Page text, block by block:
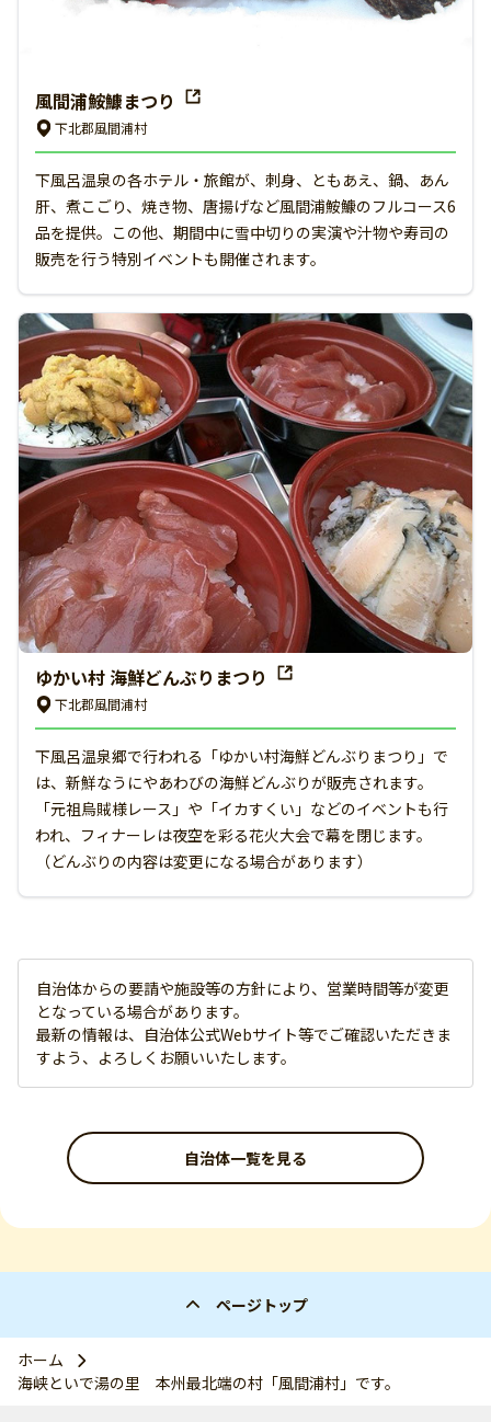
風間浦鮟鱇まつり
下北郡風間浦村
下風呂温泉の各ホテル・旅館が、刺身、ともあえ、鍋、あん
肝、煮こごり、焼き物、唐揚げなど風間浦鮟鱇のフルコース6
品を提供。この他、期間中に雪中切りの実演や汁物や寿司の
販売を行う特別イベントも開催されます。
ゆかい村 海鮮どんぶりまつり
下北郡風間浦村
下風呂温泉郷で行われる「ゆかい村海鮮どんぶりまつり」で
は、新鮮なうにやあわびの海鮮どんぶりが販売されます。
「元祖烏賊様レース」や「イカすくい」などのイベントも行
われ、フィナーレは夜空を彩る花火大会で幕を閉じます。
（どんぶりの内容は変更になる場合があります）
自治体からの要請や施設等の方針により、営業時間等が変更
となっている場合があります。
最新の情報は、自治体公式Webサイト等でご確認いただきま
すよう、よろしくお願いいたします。
自治体一覧を見る
ページトップ
ホーム
海峡といで湯の里 本州最北端の村「風間浦村」です。